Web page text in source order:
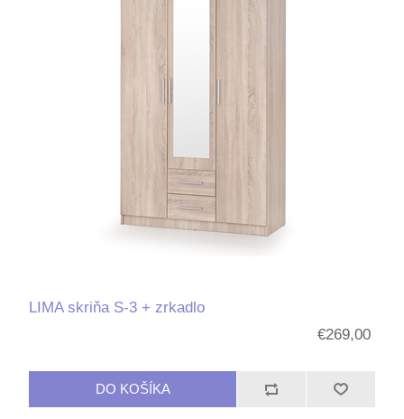
LIMA skriňa S-3 + zrkadlo
€269,00